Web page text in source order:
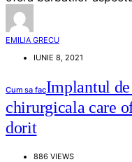
EMILIA GRECU
IUNIE 8, 2021
Cum sa facImplantul de
chirurgicala care
dorit
886 VIEWS